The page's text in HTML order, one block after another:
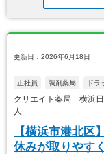
更新日：2026年6月18日
正社員 調剤薬局 ドラ
クリエイト薬局 横浜
人
【横浜市港北区
休みが取りやす